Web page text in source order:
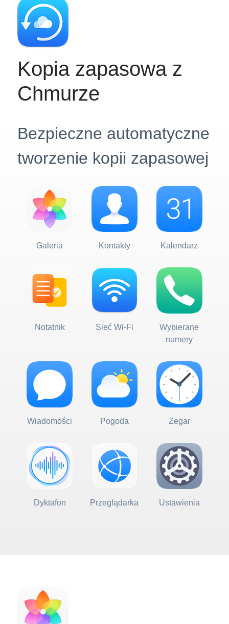
Kopia zapasowa z
Chmurze
Bezpieczne automatyczne
tworzenie kopii zapasowej
Galeria Kontakty Kalendarz
Notatnik Sieć Wi-Fi
Wybierane
numery
Wiadomości Pogoda Zegar
Dyktafon Przeglądarka Ustawienia